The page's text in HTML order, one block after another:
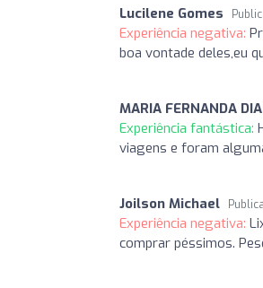
Lucilene Gomes
Experiência negativa:
boa vontade deles,eu
MARIA FERNANDA
Experiência fantástica:
viagens e foram
Joilson Michael
Experiência negativa:
comprar péssimos.